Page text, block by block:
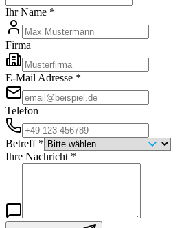
Ihr Name *
Firma
E-Mail Adresse *
Telefon
Betreff *
Ihre Nachricht *